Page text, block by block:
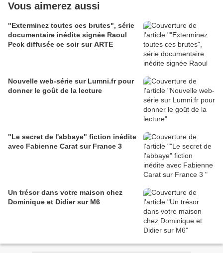
Vous aimerez aussi
"Exterminez toutes ces brutes", série
documentaire inédite signée Raoul
Peck diffusée ce soir sur ARTE
Nouvelle web-série sur Lumni.fr pour
donner le goût de la lecture
"Le secret de l'abbaye" fiction inédite
avec Fabienne Carat sur France 3
Un trésor dans votre maison chez
Dominique et Didier sur M6